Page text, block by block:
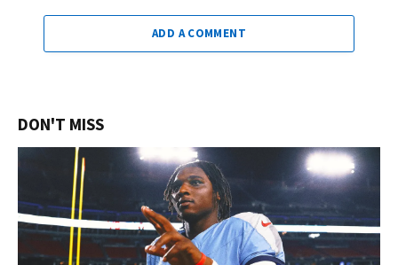
ADD A COMMENT
DON'T MISS